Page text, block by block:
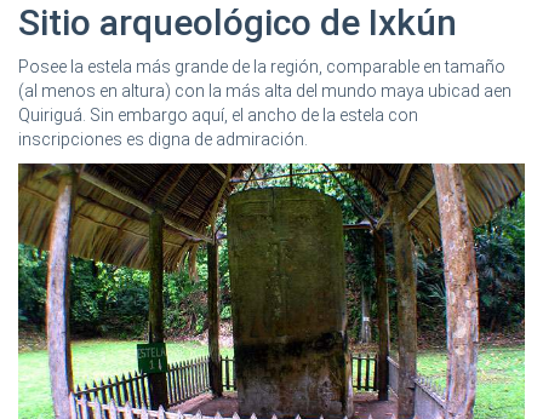
Sitio arqueológico de Ixkún
Posee la estela más grande de la región, comparable en tamaño
(al menos en altura) con la más alta del mundo maya ubicad aen
Quiriguá. Sin embargo aquí, el ancho de la estela con
inscripciones es digna de admiración.